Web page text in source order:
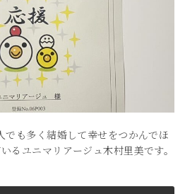
でも多く結婚して幸せをつかんでほ
るユニマリアージュ木村里美です。